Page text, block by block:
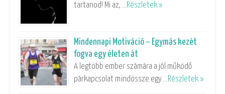
tartanod! Mi az, …Részletek »
Mindennapi Motiváció – Egymás kezét
fogva egy életen át
A legtöbb ember számára a jól működő
párkapcsolat mindössze egy …Részletek »